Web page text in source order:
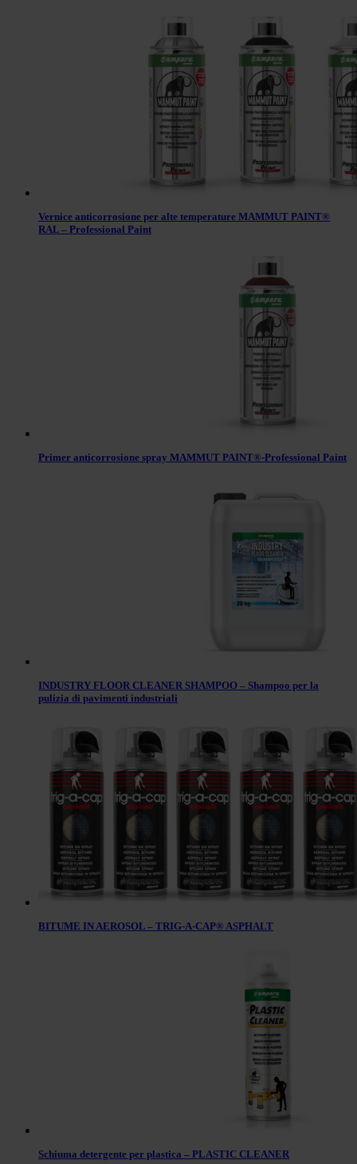
Vernice anticorrosione per alte temperature MAMMUT PAINT®
RAL – Professional Paint
Primer anticorrosione spray MAMMUT PAINT®-Professional Paint
INDUSTRY FLOOR CLEANER SHAMPOO – Shampoo per la
pulizia di pavimenti industriali
BITUME IN AEROSOL – TRIG-A-CAP® ASPHALT
Schiuma detergente per plastica – PLASTIC CLEANER